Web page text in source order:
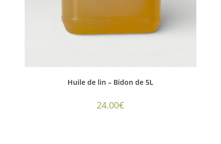
Huile de lin – Bidon de 5L
24.00€